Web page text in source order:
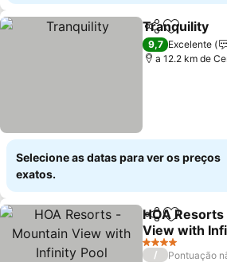
Partilhar
Tranquility
9,7 Excelente
a 12.2 km de
Selecione as datas para ver os preços
exatos.
Partilhar
HOA
View with
Ver preços
4 Estrelas
/
Pontuação